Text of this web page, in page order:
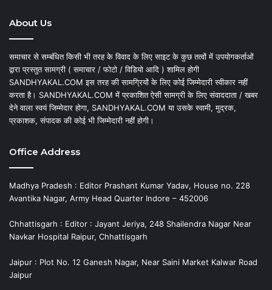
About Us
समाचार से सम्बंधित किसी भी तरह के विवाद के लिए साइट के कुछ तत्वों में उपयोगकर्ताओं
द्वारा प्रस्तुत सामग्री ( समाचार / फोटो / विडियो आदि ) शामिल होगी
SANDHYAKAL.COM इस तरह की सामग्रियों के लिए कोई जिम्मेदारी स्वीकार नहीं
करता है। SANDHYAKAL.COM में प्रकाशित ऐसी सामग्री के लिए संवाददाता / खबर
देने वाला स्वयं जिम्मेदार होगा, SANDHYAKAL.COM या उसके स्वामी, मुद्रक,
प्रकाशक, संपादक की कोई भी जिम्मेदारी नहीं होगी।
Office Address
Madhya Pradesh : Editor Prashant Kumar Yadav, House no. 228
Avantika Nagar, Army Head Quarter Indore – 452006
Chhattisgarh : Editor : Jayant Jeriya, 248 Shailendra Nagar Near
Navkar Hospital Raipur, Chhattisgarh
Jaipur : Plot No. 12 Ganesh Nagar, Near Saini Market Kalwar Road
Jaipur